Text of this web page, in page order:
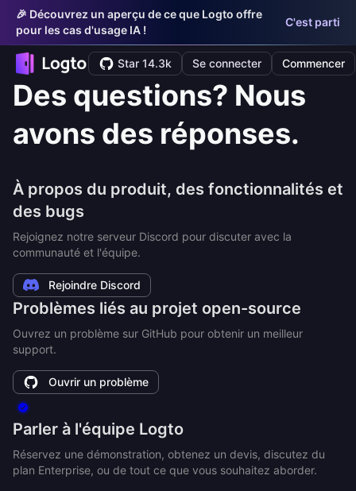
🎉 Découvrez un aperçu de ce que Logto offre
pour les cas d'usage IA !
C'est parti
Star 14.3k Se connecter Commencer
Des questions? Nous
avons des réponses.
À propos du produit, des fonctionnalités et
des bugs
Rejoignez notre serveur Discord pour discuter avec la
communauté et l'équipe.
Rejoindre Discord
Problèmes liés au projet open-source
Ouvrez un problème sur GitHub pour obtenir un meilleur
support.
Ouvrir un problème
Parler à l'équipe Logto
Réservez une démonstration, obtenez un devis, discutez du
plan Enterprise, ou de tout ce que vous souhaitez aborder.